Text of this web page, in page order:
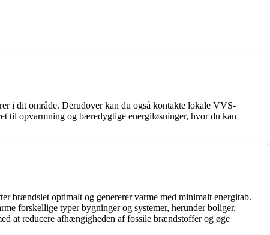
i dit område. Derudover kan du også kontakte lokale VVS-
til opvarmning og bæredygtige energiløsninger, hvor du kan
brændslet optimalt og genererer varme med minimalt energitab.
forskellige typer bygninger og systemer, herunder boliger,
at reducere afhængigheden af ​​fossile brændstoffer og øge